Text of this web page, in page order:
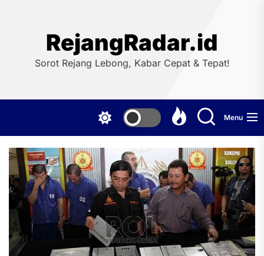
RejangRadar.id
Sorot Rejang Lebong, Kabar Cepat & Tepat!
Menu